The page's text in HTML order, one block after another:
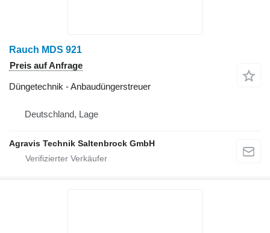
Rauch MDS 921
Preis auf Anfrage
Düngetechnik - Anbaudüngerstreuer
Deutschland, Lage
Agravis Technik Saltenbrock GmbH